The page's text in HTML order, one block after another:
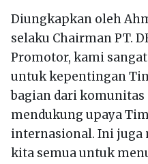
Diungkapkan oleh
selaku Chairman PT.
Promotor, kami
untuk kepentingan
bagian dari
mendukung upaya
internasional. Ini juga
kita semua untuk